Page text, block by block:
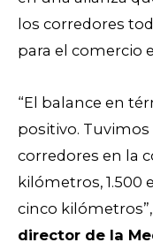
los corredores
para el comercio
“El balance en
positivo.
corredores en la
kilómetros, 1.500
cinco
director de la